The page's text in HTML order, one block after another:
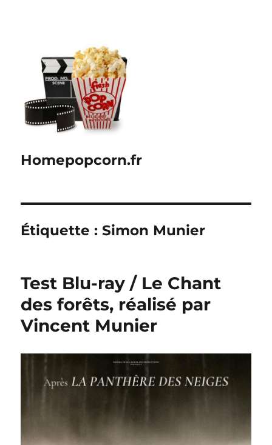
Homepopcorn.fr
Étiquette :Simon Munier
Test Blu-ray / Le Chant
des forêts, réalisé par
Vincent Munier